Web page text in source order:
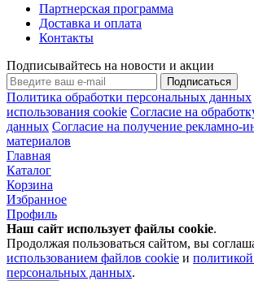
Партнерская программа
Доставка и оплата
Контакты
Подписывайтесь на новости и акции
Подписаться
Политика обработки персональных данных
использования cookie Согласие на
данных Согласие на получение рекламно-
материалов
Главная
Каталог
Корзина
Избранное
Профиль
Наш сайт использует файлы cookie.
Продолжая пользоваться сайтом, вы
использованием файлов cookie и
персональных данных.